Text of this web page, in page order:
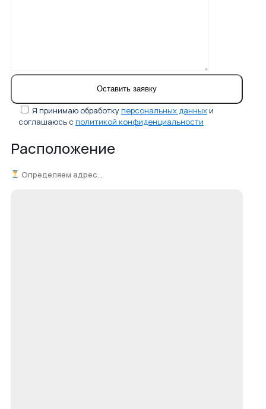
Я принимаю обработкуперсональных данных и
соглашаюсь с политикой конфиденциальности
Расположение
Определяем адрес...